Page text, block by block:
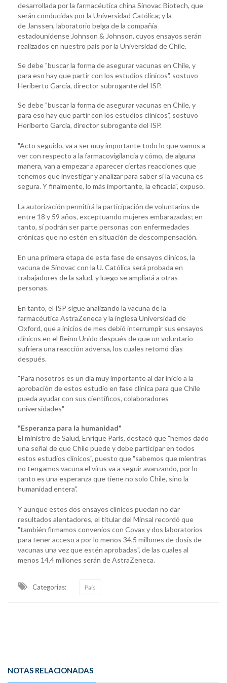
desarrollada por la farmacéutica china Sinovac Biotech, que
serán conducidas por la Universidad Católica; y la
de Janssen, laboratorio belga de la compañía
estadounidense Johnson & Johnson, cuyos ensayos serán
realizados en nuestro país por la Universidad de Chile.
Se debe "buscar la forma de asegurar vacunas en Chile, y
para eso hay que partir con los estudios clínicos", sostuvo
Heriberto García, director subrogante del ISP.
Se debe "buscar la forma de asegurar vacunas en Chile, y
para eso hay que partir con los estudios clínicos", sostuvo
Heriberto García, director subrogante del ISP.
"Acto seguido, va a ser muy importante todo lo que vamos a
ver con respecto a la farmacovigilancia y cómo, de alguna
manera, van a empezar a aparecer ciertas reacciones que
tenemos que investigar y analizar para saber si la vacuna es
segura. Y finalmente, lo más importante, la eficacia", expuso.
La autorización permitirá la participación de voluntarios de
entre 18 y 59 años, exceptuando mujeres embarazadas; en
tanto, sí podrán ser parte personas con enfermedades
crónicas que no estén en situación de descompensación.
En una primera etapa de esta fase de ensayos clínicos, la
vacuna de Sinovac con la U. Católica será probada en
trabajadores de la salud, y luego se ampliará a otras
personas.
En tanto, el ISP sigue analizando la vacuna de la
farmacéutica AstraZeneca y la inglesa Universidad de
Oxford, que a inicios de mes debió interrumpir sus ensayos
clínicos en el Reino Unido después de que un voluntario
sufriera una reacción adversa, los cuales retomó días
después.
"Para nosotros es un día muy importante al dar inicio a la
aprobación de estos estudio en fase clínica para que Chile
pueda ayudar con sus científicos, colaboradores
universidades"
"Esperanza para la humanidad"
El ministro de Salud, Enrique Paris, destacó que "hemos dado
una señal de que Chile puede y debe participar en todos
estos estudios clínicos", puesto que "sabemos que mientras
no tengamos vacuna el virus va a seguir avanzando, por lo
tanto es una esperanza que tiene no solo Chile, sino la
humanidad entera".
Y aunque estos dos ensayos clínicos puedan no dar
resultados alentadores, el titular del Minsal recordó que
"también firmamos convenios con Covax y dos laboratorios
para tener acceso a por lo menos 34,5 millones de dosis de
vacunas una vez que estén aprobadas", de las cuales al
menos 14,4 millones serán de AstraZeneca.
Categorias: País
NOTAS RELACIONADAS